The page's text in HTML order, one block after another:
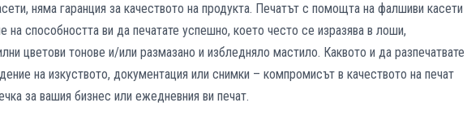
няма гаранция за качеството на продукта. Печатът с помощта на фалшиви касети
на способността ви да печатате успешно, което често се изразява в лоши,
цветови тонове и/или размазано и избледняло мастило. Каквото и да
на изкуството, документация или снимки – компромисът в качеството на печат
за вашия бизнес или ежедневния ви печат.